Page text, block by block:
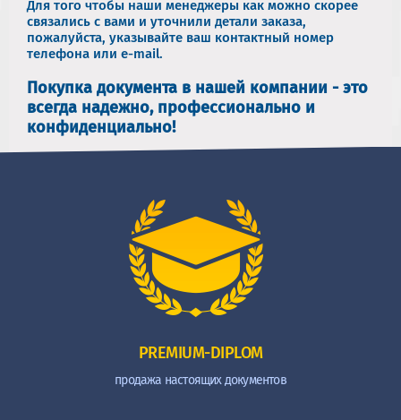
Для того чтобы наши менеджеры как можно скорее
связались с вами и уточнили детали заказа,
пожалуйста, указывайте ваш контактный номер
телефона или e-mail.
Покупка документа в нашей компании - это
всегда надежно, профессионально и
конфиденциально!
PREMIUM-DIPLOM
продажа настоящих документов